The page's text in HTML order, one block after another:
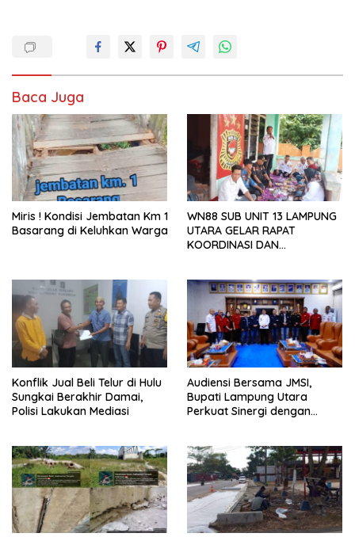
Baca Juga
Miris ! Kondisi Jembatan Km 1
Basarang di Keluhkan Warga
WN88 SUB UNIT 13 LAMPUNG
UTARA GELAR RAPAT
KOORDINASI DAN
Konflik Jual Beli Telur di Hulu
Sungkai Berakhir Damai,
Polisi Lakukan Mediasi
Audiensi Bersama JMSI,
Bupati Lampung Utara
Perkuat Sinergi dengan